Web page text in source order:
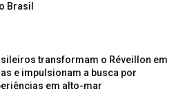
Brasil
transformam o Réveillon em
e impulsionam a busca por
em alto-mar